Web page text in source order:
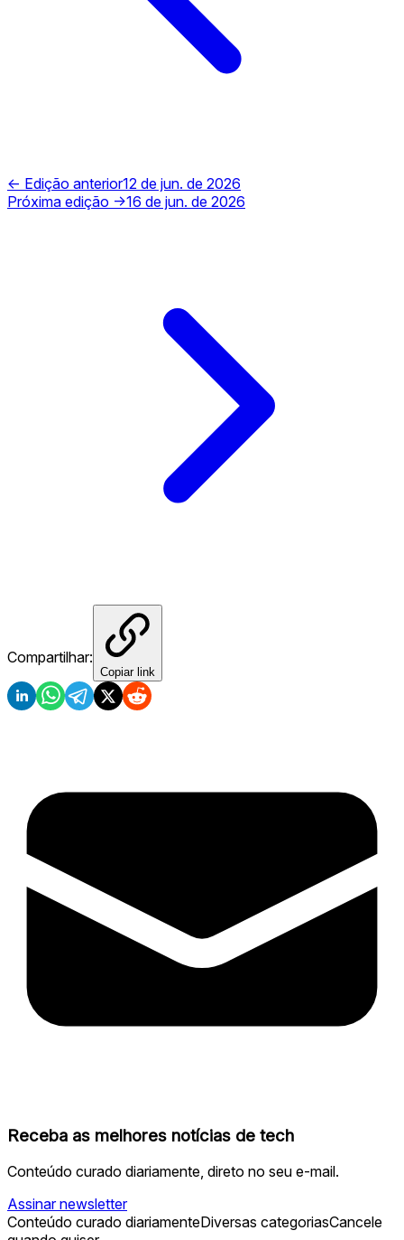
← Edição anterior12 de jun. de 2026
Próxima edição →16 de jun. de 2026
Compartilhar:
Copiar link
Receba as melhores notícias de tech
Conteúdo curado diariamente, direto no seu e-mail.
Assinar newsletter
Conteúdo curado diariamenteDiversas categoriasCancele